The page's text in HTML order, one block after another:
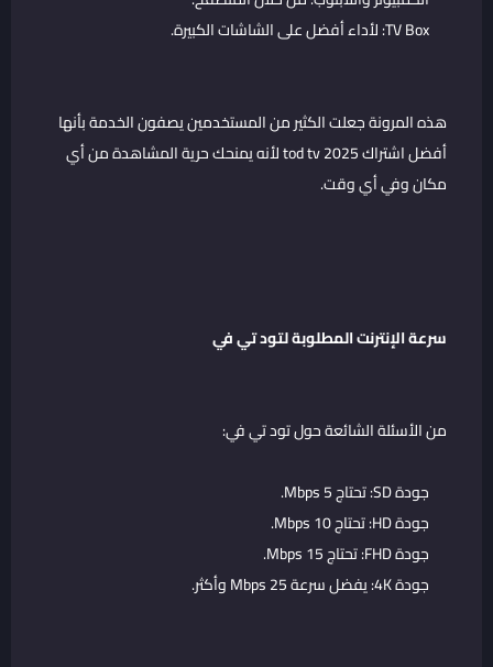
TV Box: لأداء أفضل على الشاشات الكبيرة.
هذه المرونة جعلت الكثير من المستخدمين يصفون الخدمة بأنها
أفضل اشتراك tod tv 2025 لأنه يمنحك حرية المشاهدة من أي
مكان وفي أي وقت.
سرعة الإنترنت المطلوبة لتود تي في
من الأسئلة الشائعة حول تود تي في:
جودة SD: تحتاج 5 Mbps.
جودة HD: تحتاج 10 Mbps.
جودة FHD: تحتاج 15 Mbps.
جودة 4K: يفضل سرعة 25 Mbps وأكثر.